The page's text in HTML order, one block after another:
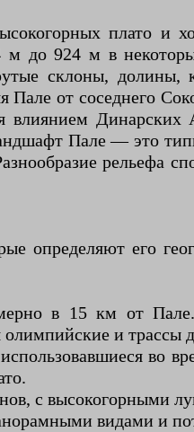
плато и
до 924 м в
склоны, долины,
от соседнего
Динарских
Пале — это
рельефа
определяют его
в 15 км от
и
во
с высокогорными
видами и